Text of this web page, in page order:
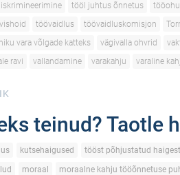
tööl juhtus õnnetus
töövaidlus töövaidluskomisjon
vara võlgade katteks vägivalla ohvrid
ravi vallandamine varakahju varaline
teinud? Taotle
kutsehaigused tööst põhjustatud
moraal moraalne kahju tööõnnetuse